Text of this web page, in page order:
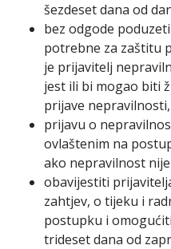
šezdeset dana od
bez odgode
potrebne za zaštitu
je prijavitelj
jest ili bi mogao biti
prijave nepravilnosti,
prijavu o
ovlaštenim na
ako nepravilnost
obavijestiti
zahtjev, o tijeku i
postupku i
trideset dana od